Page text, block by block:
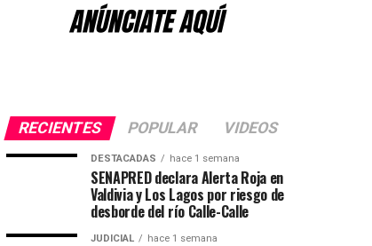
RECIENTES POPULAR VIDEOS
DESTACADAS hace 1 semana
SENAPRED declara Alerta Roja en
Valdivia y Los Lagos por riesgo de
desborde del río Calle-Calle
JUDICIAL hace 1 semana